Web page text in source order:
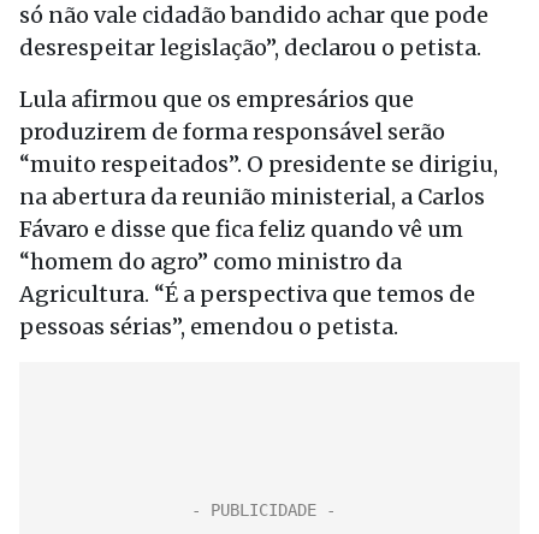
só não vale cidadão bandido achar que pode
desrespeitar legislação”, declarou o petista.
Lula afirmou que os empresários que
produzirem de forma responsável serão
“muito respeitados”. O presidente se dirigiu,
na abertura da reunião ministerial, a Carlos
Fávaro e disse que fica feliz quando vê um
“homem do agro” como ministro da
Agricultura. “É a perspectiva que temos de
pessoas sérias”, emendou o petista.